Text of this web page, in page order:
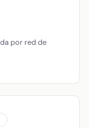
por red de